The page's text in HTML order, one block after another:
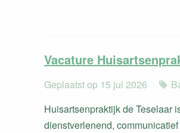
Vacature
Geplaatst op 15 jul 2026
Huisartsenpraktijk de Teselaar
dienstverlenend,